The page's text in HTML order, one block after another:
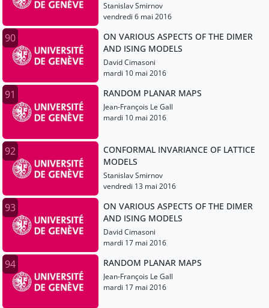
Stanislav Smirnov
vendredi 6 mai 2016
90
ON VARIOUS ASPECTS OF THE DIMER
AND ISING MODELS
David Cimasoni
mardi 10 mai 2016
91 RANDOM PLANAR MAPS
Jean-François Le Gall
mardi 10 mai 2016
92
CONFORMAL INVARIANCE OF LATTICE
MODELS
Stanislav Smirnov
vendredi 13 mai 2016
93
ON VARIOUS ASPECTS OF THE DIMER
AND ISING MODELS
David Cimasoni
mardi 17 mai 2016
94 RANDOM PLANAR MAPS
Jean-François Le Gall
mardi 17 mai 2016